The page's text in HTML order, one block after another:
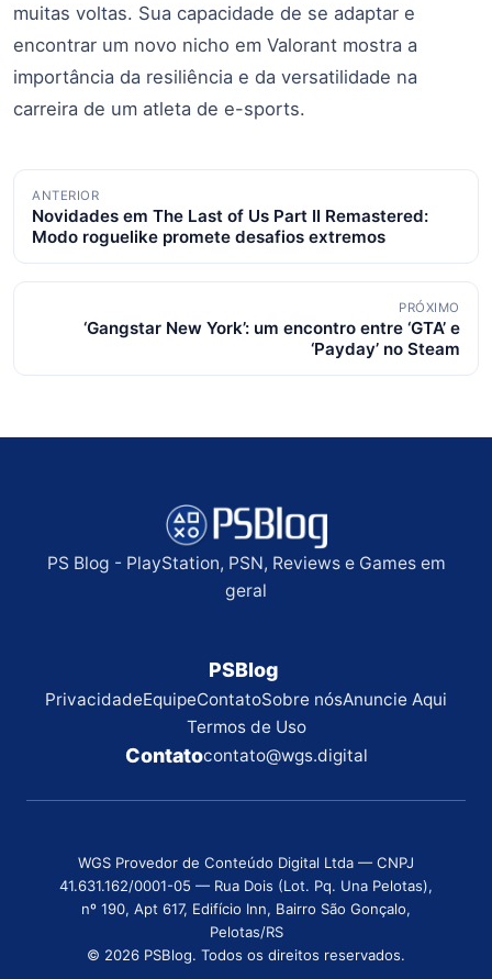
muitas voltas. Sua capacidade de se adaptar e
encontrar um novo nicho em Valorant mostra a
importância da resiliência e da versatilidade na
carreira de um atleta de e-sports.
Navegação
de
posts
ANTERIOR
Novidades em The Last of Us Part II Remastered:
Modo roguelike promete desafios extremos
PRÓXIMO
‘Gangstar New York’: um encontro entre ‘GTA’ e
‘Payday’ no Steam
PS Blog - PlayStation, PSN, Reviews e Games em
geral
PSBlog
PrivacidadeEquipeContatoSobre nósAnuncie Aqui
Termos de Uso
Contatocontato@wgs.digital
WGS Provedor de Conteúdo Digital Ltda — CNPJ
41.631.162/0001-05 — Rua Dois (Lot. Pq. Una Pelotas),
nº 190, Apt 617, Edifício Inn, Bairro São Gonçalo,
Pelotas/RS
© 2026 PSBlog. Todos os direitos reservados.